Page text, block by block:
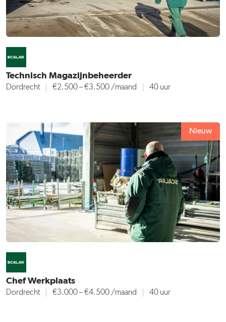
Technisch Magazijnbeheerder
Dordrecht €2.500 – €3.500 /maand 40 uur
Nieuw
Chef Werkplaats
Dordrecht €3.000 – €4.500 /maand 40 uur